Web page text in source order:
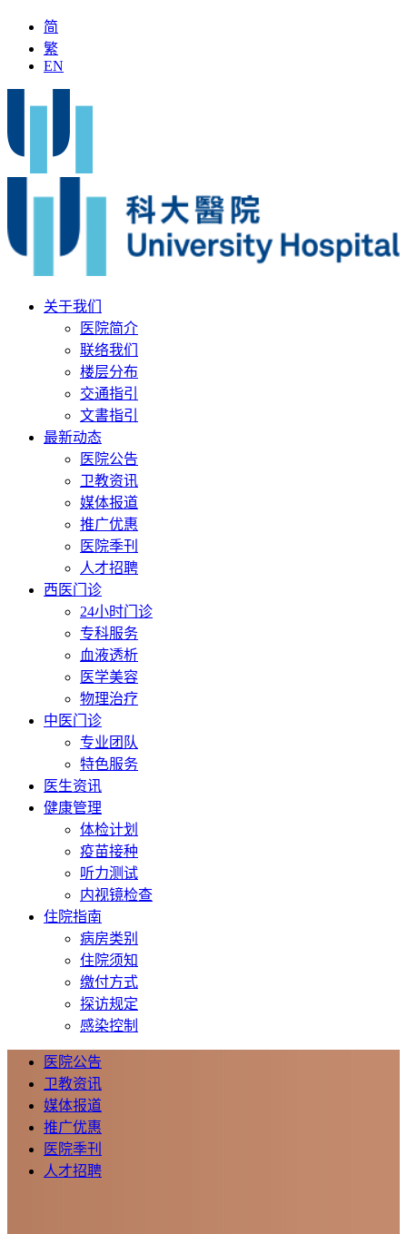
简
繁
EN
关于我们
医院简介
联络我们
楼层分布
交通指引
文書指引
最新动态
医院公告
卫教资讯
媒体报道
推广优惠
医院季刊
人才招聘
西医门诊
24小时门诊
专科服务
血液透析
医学美容
物理治疗
中医门诊
专业团队
特色服务
医生资讯
健康管理
体检计划
疫苗接种
听力测试
内视镜检查
住院指南
病房类别
住院须知
缴付方式
探访规定
感染控制
医院公告
卫教资讯
媒体报道
推广优惠
医院季刊
人才招聘